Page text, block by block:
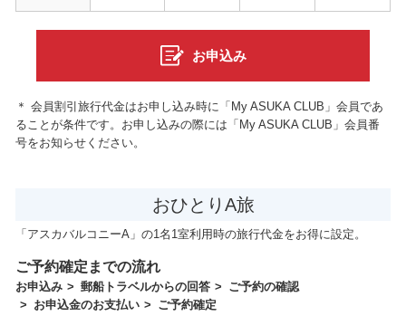
お申込み
＊ 会員割引旅行代金はお申し込み時に「My ASUKA CLUB」会員であ
ることが条件です。お申し込みの際には「My ASUKA CLUB」会員番
号をお知らせください。
おひとりA旅
「アスカバルコニーA」の1名1室利用時の旅行代金をお得に設定。
ご予約確定までの流れ
お申込み 郵船トラベルからの回答
ご予約の確認
お申込金のお支払い
ご予約確定